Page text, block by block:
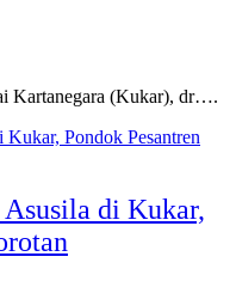
Kartanegara (Kukar), dr….
di Kukar,